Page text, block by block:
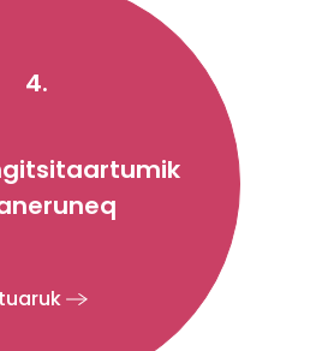
4.